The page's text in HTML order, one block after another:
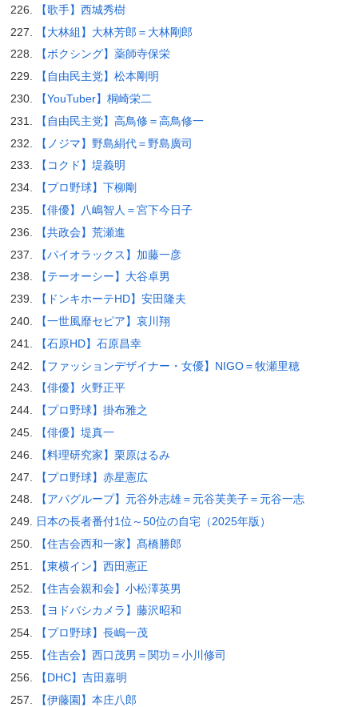
【歌手】西城秀樹
【大林組】大林芳郎＝大林剛郎
【ボクシング】薬師寺保栄
【自由民主党】松本剛明
【YouTuber】桐崎栄二
【自由民主党】高鳥修＝高鳥修一
【ノジマ】野島絹代＝野島廣司
【コクド】堤義明
【プロ野球】下柳剛
【俳優】八嶋智人＝宮下今日子
【共政会】荒瀬進
【パイオラックス】加藤一彦
【テーオーシー】大谷卓男
【ドンキホーテHD】安田隆夫
【一世風靡セピア】哀川翔
【石原HD】石原昌幸
【ファッションデザイナー・女優】NIGO＝牧瀬里穂
【俳優】火野正平
【プロ野球】掛布雅之
【俳優】堤真一
【料理研究家】栗原はるみ
【プロ野球】赤星憲広
【アパグループ】元谷外志雄＝元谷芙美子＝元谷一志
日本の長者番付1位～50位の自宅（2025年版）
【住吉会西和一家】髙橋勝郎
【東横イン】西田憲正
【住吉会親和会】小松澤英男
【ヨドバシカメラ】藤沢昭和
【プロ野球】長嶋一茂
【住吉会】西口茂男＝関功＝小川修司
【DHC】吉田嘉明
【伊藤園】本庄八郎